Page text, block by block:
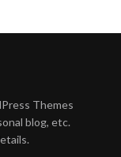
Themes
blog, etc.